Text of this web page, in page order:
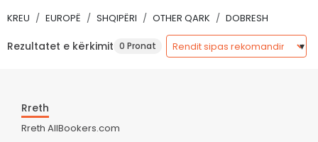
KREU EUROPË SHQIPËRI OTHER QARK DOBRESH
Rezultatet e kërkimit 0 Pronat
Rreth
Rreth AllBookers.com